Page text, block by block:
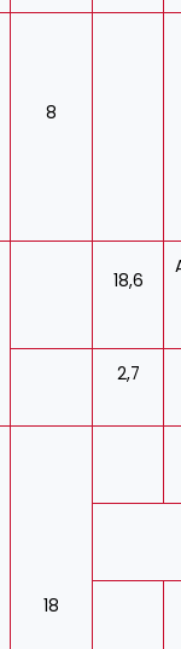
8
18,6
2,7
18